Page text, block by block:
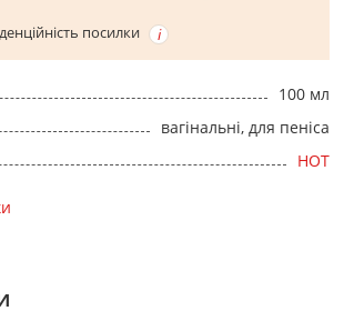
посилки
100 мл
вагінальні, для пеніса
HOT